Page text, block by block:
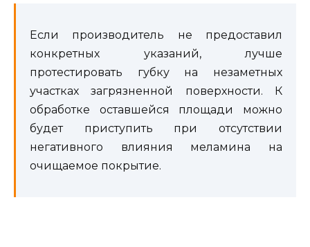
Если производитель не предоставил
конкретных указаний, лучше
протестировать губку на незаметных
участках загрязненной поверхности. К
обработке оставшейся площади можно
будет приступить при отсутствии
негативного влияния меламина на
очищаемое покрытие.